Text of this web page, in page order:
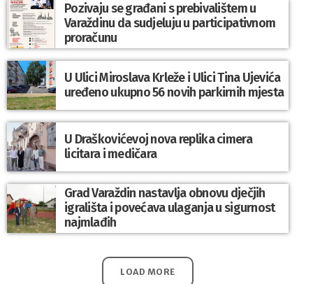
Pozivaju se građani s prebivalištem u
Varaždinu da sudjeluju u participativnom
proračunu
U Ulici Miroslava Krleže i Ulici Tina Ujevića
uređeno ukupno 56 novih parkirnih mjesta
U Draškovićevoj nova replika cimera
licitara i medičara
Grad Varaždin nastavlja obnovu dječjih
igrališta i povećava ulaganja u sigurnost
najmlađih
LOAD MORE